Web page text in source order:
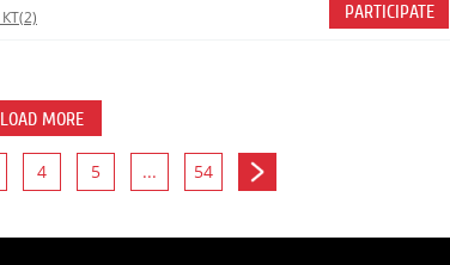
PARTICIPATE
LOAD MORE
4 5 ... 54